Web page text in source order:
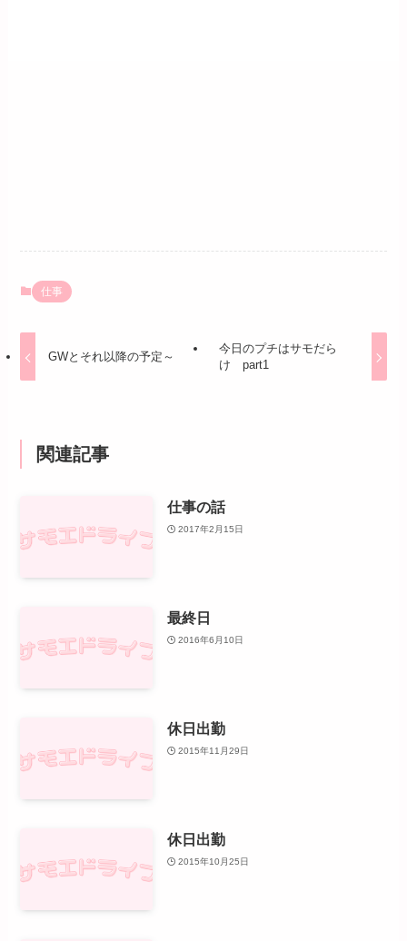
仕事
GWとそれ以降の予定～
今日のプチはサモだら
け part1
関連記事
仕事の話
2017年2月15日
最終日
2016年6月10日
休日出勤
2015年11月29日
休日出勤
2015年10月25日